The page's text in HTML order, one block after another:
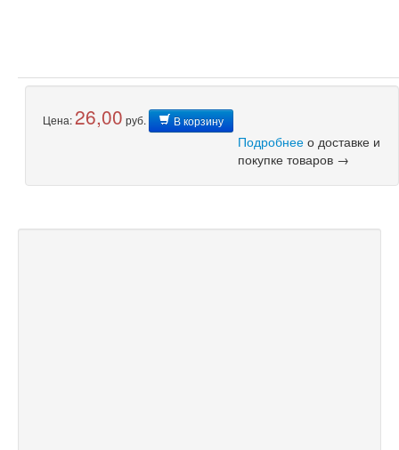
Цена: 26,00 руб. В корзину
Подробнее о доставке и
покупке товаров →